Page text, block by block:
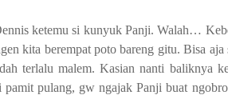
ketemu si kunyuk Panji. Walah…
kita berempat poto bareng gitu. Bisa aja
terlalu malem. Kasian nanti baliknya
pamit pulang, gw ngajak Panji buat